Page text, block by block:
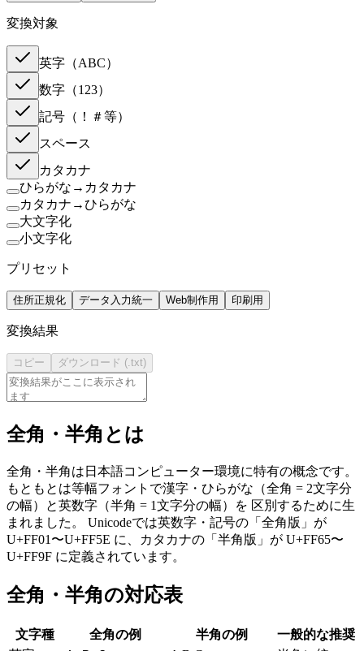
変換対象
英字（ABC）
数字（123）
記号（！＃等）
スペース
カタカナ
ひらがな→カタカナ
カタカナ→ひらがな
大文字化
小文字化
プリセット
住所正規化 データ入力統一 Web制作用 印刷用
変換結果
コピー ダウンロード (.txt)
全角・半角とは
全角・半角は日本語コンピューター環境に特有の概念です。
もともとは等幅フォントで漢字・ひらがな（全角 = 2文字分
の幅）と英数字（半角 = 1文字分の幅）を 区別するために生
まれました。 Unicodeでは英数字・記号の「全角版」が
U+FF01〜U+FF5E に、カタカナの「半角版」が U+FF65〜
U+FF9F に定義されています。
全角・半角の対応表
文字種 全角の例 半角の例
一般的な推奨